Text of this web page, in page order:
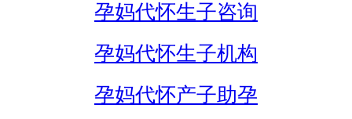
孕妈代怀生子咨询
孕妈代怀生子机构
孕妈代怀产子助孕